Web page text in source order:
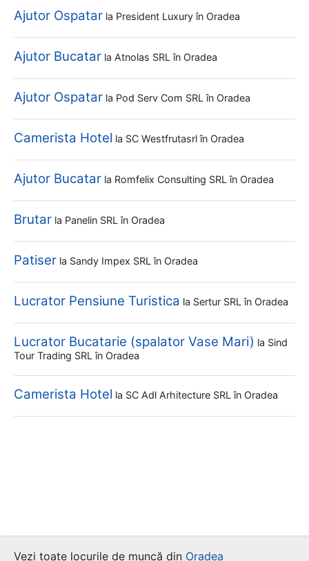
Ajutor Ospatar la President Luxury în Oradea
Ajutor Bucatar la Atnolas SRL în Oradea
Ajutor Ospatar la Pod Serv Com SRL în Oradea
Camerista Hotel la SC Westfrutasrl în Oradea
Ajutor Bucatar la Romfelix Consulting SRL în Oradea
Brutar la Panelin SRL în Oradea
Patiser la Sandy Impex SRL în Oradea
Lucrator Pensiune Turistica la Sertur SRL în Oradea
Lucrator Bucatarie (spalator Vase Mari) la Sind
Tour Trading SRL în Oradea
Camerista Hotel la SC Adl Arhitecture SRL în Oradea
Vezi toate locurile de muncă din Oradea